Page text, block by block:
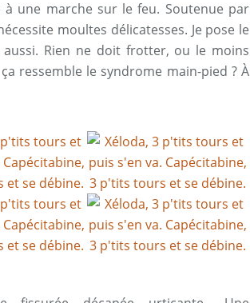
une marche sur le feu. Soutenue par
moultes délicatesses. Je pose le
Rien ne doit frotter, ou le moins
ressemble le syndrome main-pied ? À